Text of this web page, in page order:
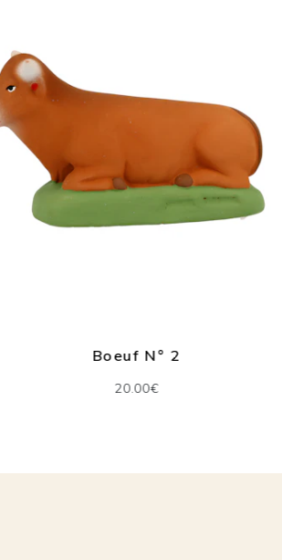
Boeuf N° 2
20.00€